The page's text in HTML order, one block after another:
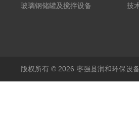
粪罐
玻璃钢储罐及搅拌设备
技
版权所有 © 2026 枣强县润和环保设